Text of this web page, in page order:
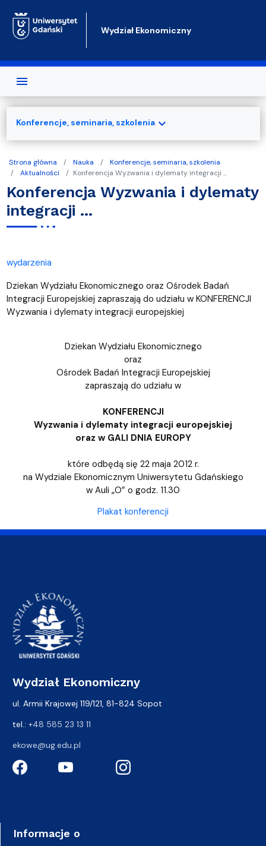
Wydział Ekonomiczny
Strona główna Nauka
Konferencje, seminaria, szkolenia
Aktualności
Konferencja Wyzwania i dylematy integracji ...
Konferencja Wyzwania i dylematy
integracji ...
wydarzenia
Dziekan Wydziału Ekonomicznego oraz Ośrodek Badań
Integracji Europejskiej zapraszają do udziału w KONFERENCJI
Wyzwania i dylematy integracji europejskiej
Dziekan Wydziału Ekonomicznego
oraz
Ośrodek Badań Integracji Europejskiej
zapraszają do udziału w
KONFERENCJI
Wyzwania i dylematy integracji europejskiej
oraz w GALI DNIA EUROPY
które odbędą się 22 maja 2012 r.
na Wydziale Ekonomicznym Uniwersytetu Gdańskiego
w Auli „O” o godz. 11.30
Plakat konferencji
Konferencje, seminaria, szkoleniaexpand_more
Wydział Ekonomiczny
ul. Armii Krajowej 119/121, 81-824 Sopot
tel.: +48 585 23 13 11
ekowe@ug.edu.pl
Informacje o